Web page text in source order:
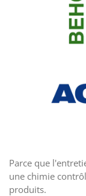
Parce que
une chimie
produits.